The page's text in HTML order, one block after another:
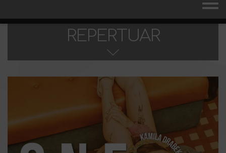
REPERTUAR